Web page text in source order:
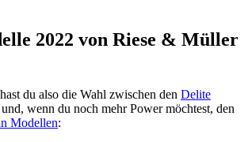
2022 von Riese & Müller
du also die Wahl zwischen den Delite
und, wenn du noch mehr Power möchtest, den
Modellen: